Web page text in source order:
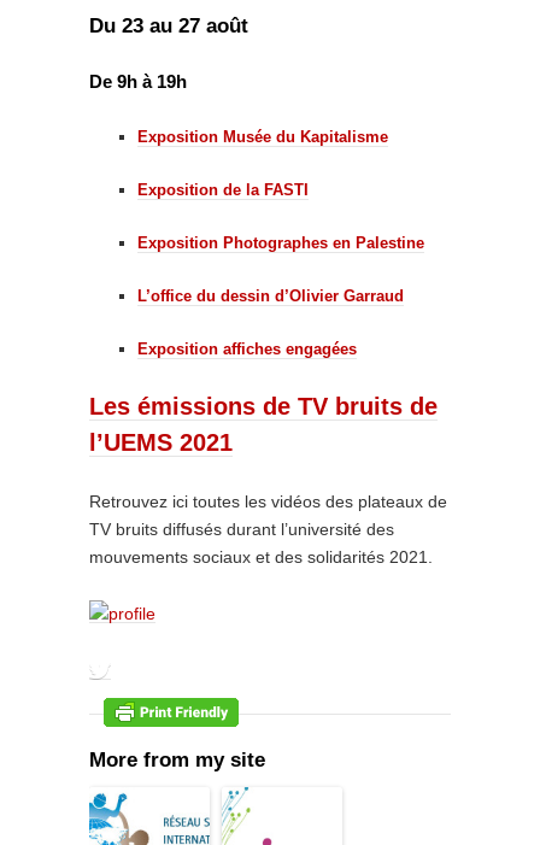
Du 23 au 27 août
De 9h à 19h
Exposition Musée du Kapitalisme
Exposition de la FASTI
Exposition Photographes en Palestine
L’office du dessin d’Olivier Garraud
Exposition affiches engagées
Les émissions de TV bruits de
l’UEMS 2021
Retrouvez ici toutes les vidéos des plateaux de
TV bruits diffusés durant l’université des
mouvements sociaux et des solidarités 2021.
More from my site